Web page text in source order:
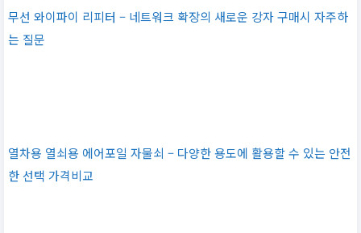
무선 와이파이 리피터 – 네트워크 확장의 새로운 강자 구매시 자주하
는 질문
열차용 열쇠용 에어포일 자물쇠 – 다양한 용도에 활용할 수 있는 안전
한 선택 가격비교